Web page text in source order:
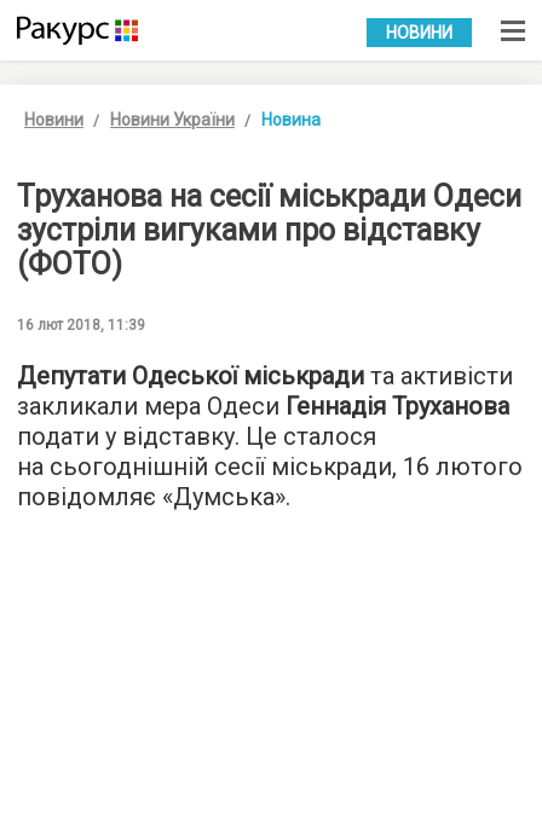
УКР РУС
НОВИНИ
Новини Новини України Новина
Труханова на сесії міськради Одеси
зустріли вигуками про відставку
(ФОТО)
16 лют 2018, 11:39
Депутати Одеської міськради та активісти
закликали мера Одеси Геннадія Труханова
подати у відставку. Це сталося
на сьогоднішній сесії міськради, 16 лютого
повідомляє «Думська».